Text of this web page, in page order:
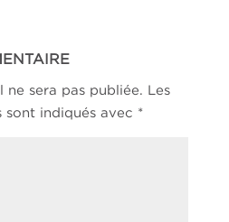
ne sera pas publiée. Les
indiqués avec *